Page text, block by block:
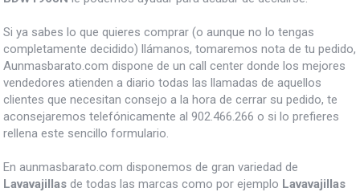
Si ya sabes lo que quieres comprar (o aunque no lo tengas
completamente decidido) llámanos, tomaremos nota de tu pedido,
Aunmasbarato.com dispone de un call center donde los mejores
vendedores atienden a diario todas las llamadas de aquellos
clientes que necesitan consejo a la hora de cerrar su pedido, te
aconsejaremos telefónicamente al 902.466.266 o si lo prefieres
rellena este sencillo formulario.
En aunmasbarato.com disponemos de gran variedad de
Lavavajillas de todas las marcas como por ejemplo Lavavajillas